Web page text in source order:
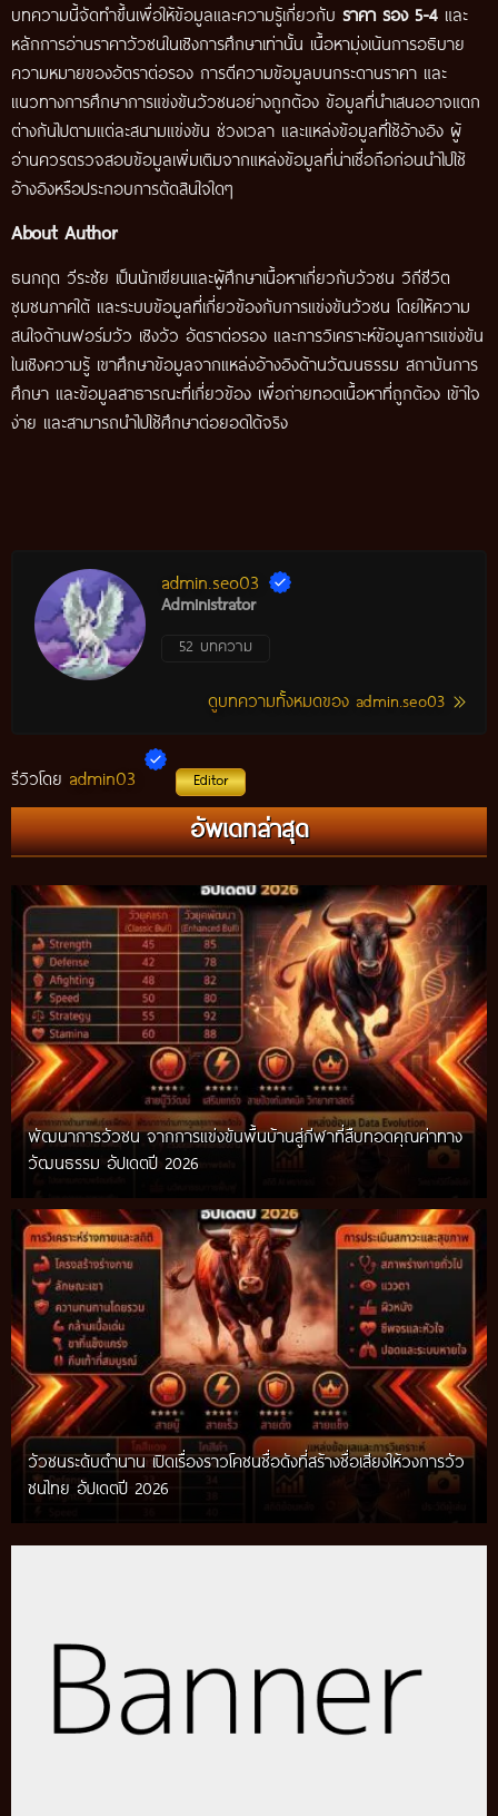
บทความนี้จัดทำขึ้นเพื่อให้ข้อมูลและความรู้เกี่ยวกับ ราคา รอง 5-4 และ
หลักการอ่านราคาวัวชนในเชิงการศึกษาเท่านั้น เนื้อหามุ่งเน้นการอธิบาย
ความหมายของอัตราต่อรอง การตีความข้อมูลบนกระดานราคา และ
แนวทางการศึกษาการแข่งขันวัวชนอย่างถูกต้อง ข้อมูลที่นำเสนออาจแตก
ต่างกันไปตามแต่ละสนามแข่งขัน ช่วงเวลา และแหล่งข้อมูลที่ใช้อ้างอิง ผู้
อ่านควรตรวจสอบข้อมูลเพิ่มเติมจากแหล่งข้อมูลที่น่าเชื่อถือก่อนนำไปใช้
อ้างอิงหรือประกอบการตัดสินใจใดๆ
About Author
ธนกฤต วีระชัย เป็นนักเขียนและผู้ศึกษาเนื้อหาเกี่ยวกับวัวชน วิถีชีวิต
ชุมชนภาคใต้ และระบบข้อมูลที่เกี่ยวข้องกับการแข่งขันวัวชน โดยให้ความ
สนใจด้านฟอร์มวัว เชิงวัว อัตราต่อรอง และการวิเคราะห์ข้อมูลการแข่งขัน
ในเชิงความรู้ เขาศึกษาข้อมูลจากแหล่งอ้างอิงด้านวัฒนธรรม สถาบันการ
ศึกษา และข้อมูลสาธารณะที่เกี่ยวข้อง เพื่อถ่ายทอดเนื้อหาที่ถูกต้อง เข้าใจ
ง่าย และสามารถนำไปใช้ศึกษาต่อยอดได้จริง
admin.seo03
Administrator
52 บทความ
ดูบทความทั้งหมดของ admin.seo03
รีวิวโดย admin03 Editor
อัพเดทล่าสุด
กติกาวัวชนสมัยก่อน วิถีการแข่งขันดั้งเดิมที่สืบทอดผ่านภูมิปัญญา
ท้องถิ่น อัปเดตปี 2026
พัฒนาการวัวชน จากการแข่งขันพื้นบ้านสู่กีฬาที่สืบทอดคุณค่าทาง
วัฒนธรรม อัปเดตปี 2026
วัวชนระดับตำนาน เปิดเรื่องราวโคชนชื่อดังที่สร้างชื่อเสียงให้วงการวัว
ชนไทย อัปเดตปี 2026